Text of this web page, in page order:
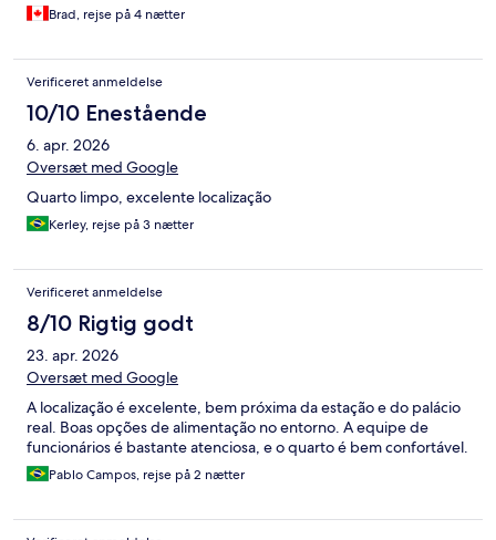
Brad, rejse på 4 nætter
Verificeret anmeldelse
10/10 Enestående
6. apr. 2026
Oversæt med Google
Quarto limpo, excelente localização
Kerley, rejse på 3 nætter
Verificeret anmeldelse
8/10 Rigtig godt
23. apr. 2026
Oversæt med Google
A localização é excelente, bem próxima da estação e do palácio
real. Boas opções de alimentação no entorno. A equipe de
funcionários é bastante atenciosa, e o quarto é bem confortável.
Pablo Campos, rejse på 2 nætter